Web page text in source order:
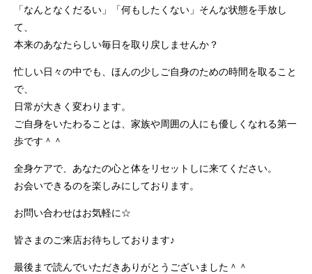
「なんとなくだるい」「何もしたくない」そんな状態を手放し
て、
本来のあなたらしい毎日を取り戻しませんか？
忙しい日々の中でも、ほんの少しご自身のための時間を取ること
で、
日常が大きく変わります。
ご自身をいたわることは、家族や周囲の人にも優しくなれる第一
歩です＾＾
全身ケアで、あなたの心と体をリセットしに来てください。
お会いできるのを楽しみにしております。
お問い合わせはお気軽に☆
皆さまのご来店お待ちしております♪
最後まで読んでいただきありがとうございました＾＾